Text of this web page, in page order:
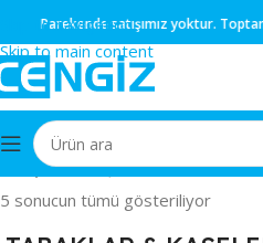
Skip to navigation
Skip to main content
Parekendesatışımız yoktur.Toptan
Ana Sayfa/MUTFAK EŞYALARI/TABAKLAR &
5 sonucun tümü gösteriliyor